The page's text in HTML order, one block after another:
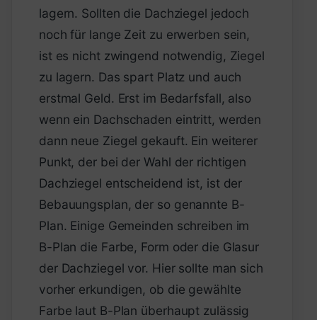
lagern. Sollten die Dachziegel jedoch
noch für lange Zeit zu erwerben sein,
ist es nicht zwingend notwendig, Ziegel
zu lagern. Das spart Platz und auch
erstmal Geld. Erst im Bedarfsfall, also
wenn ein Dachschaden eintritt, werden
dann neue Ziegel gekauft. Ein weiterer
Punkt, der bei der Wahl der richtigen
Dachziegel entscheidend ist, ist der
Bebauungsplan, der so genannte B-
Plan. Einige Gemeinden schreiben im
B-Plan die Farbe, Form oder die Glasur
der Dachziegel vor. Hier sollte man sich
vorher erkundigen, ob die gewählte
Farbe laut B-Plan überhaupt zulässig